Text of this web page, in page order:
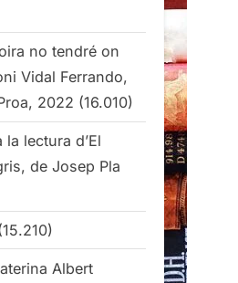
no tendré on
Vidal Ferrando,
2022 (16.010)
la lectura d’El
de Josep Pla
Albert